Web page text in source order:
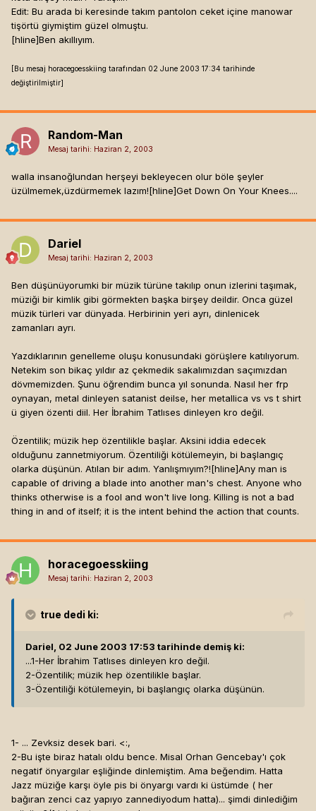
Edit: Bu arada bi keresinde takım pantolon ceket içine manowar
tişörtü giymiştim güzel olmuştu.
[hline]Ben akıllıyım.
[Bu mesaj horacegoesskiing tarafından 02 June 2003 17:34 tarihinde
değiştirilmiştir]
Random-Man
Mesaj tarihi: Haziran 2, 2003
walla insanoğlundan herşeyi bekleyecen olur böle şeyler
üzülmemek,üzdürmemek lazım![hline]Get Down On Your Knees....
Dariel
Mesaj tarihi: Haziran 2, 2003
Ben düşünüyorumki bir müzik türüne takılıp onun izlerini taşımak,
müziği bir kimlik gibi görmekten başka birşey deildir. Onca güzel
müzik türleri var dünyada. Herbirinin yeri ayrı, dinlenicek
zamanları ayrı.
Yazdıklarının genelleme oluşu konusundaki görüşlere katılıyorum.
Netekim son bikaç yıldır az çekmedik sakalımızdan saçımızdan
dövmemizden. Şunu öğrendim bunca yıl sonunda. Nasıl her frp
oynayan, metal dinleyen satanist deilse, her metallica vs vs t shirt
ü giyen özenti diil. Her İbrahim Tatlıses dinleyen kro değil.
Özentilik; müzik hep özentilikle başlar. Aksini iddia edecek
olduğunu zannetmiyorum. Özentiliği kötülemeyin, bi başlangıç
olarka düşünün. Atılan bir adım. Yanlışmıyım?![hline]Any man is
capable of driving a blade into another man's chest. Anyone who
thinks otherwise is a fool and won't live long. Killing is not a bad
thing in and of itself; it is the intent behind the action that counts.
horacegoesskiing
Mesaj tarihi: Haziran 2, 2003
true dedi ki:
Dariel, 02 June 2003 17:53 tarihinde demiş ki:
...1-Her İbrahim Tatlıses dinleyen kro değil.
2-Özentilik; müzik hep özentilikle başlar.
3-Özentiliği kötülemeyin, bi başlangıç olarka düşünün.
1- ... Zevksiz desek bari. <:,
2-Bu işte biraz hatalı oldu bence. Misal Orhan Gencebay'ı çok
negatif önyargılar eşliğinde dinlemiştim. Ama beğendim. Hatta
Jazz müziğe karşı öyle pis bi önyargı vardı ki üstümde ( her
bağıran zenci caz yapıyo zannediyodum hatta)... şimdi dinlediğim